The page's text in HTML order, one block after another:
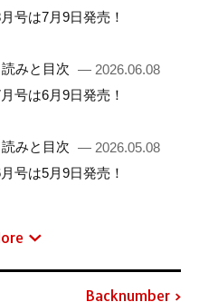
号は7月9日発売！
みと目次 — 2026.06.08
号は6月9日発売！
みと目次 — 2026.05.08
号は5月9日発売！
Backnumber